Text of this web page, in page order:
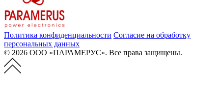
Политика конфиденциальности Согласие на обработку
персональных данных
© 2026 ООО «ПАРАМЕРУС». Все права защищены.